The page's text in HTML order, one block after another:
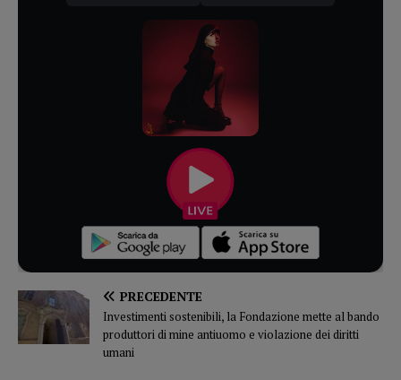
PRECEDENTE
Investimenti sostenibili, la Fondazione mette al bando
produttori di mine antiuomo e violazione dei diritti
umani